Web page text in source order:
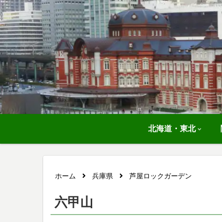
北海道・東北
ホーム 兵庫県 芦屋ロックガーデン
六甲山